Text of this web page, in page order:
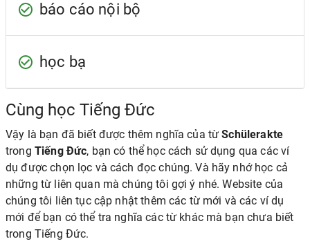
báo cáo nội bộ
học bạ
Cùng học Tiếng Đức
Vậy là bạn đã biết được thêm nghĩa của từSchülerakte
trong Tiếng Đức, bạn có thể học cách sử dụng qua các ví
dụ được chọn lọc và cách đọc chúng. Và hãy nhớ học cả
những từ liên quan mà chúng tôi gợi ý nhé. Website của
chúng tôi liên tục cập nhật thêm các từ mới và các ví dụ
mới để bạn có thể tra nghĩa các từ khác mà bạn chưa biết
trong Tiếng Đức.